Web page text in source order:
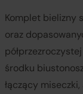
Komplet bielizny
oraz
środku
łączący